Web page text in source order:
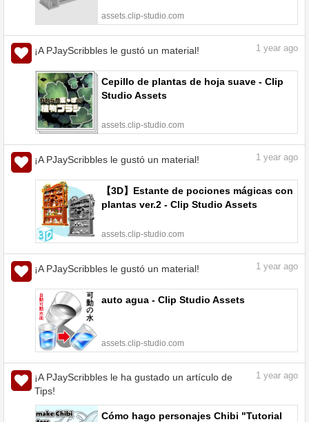
assets.clip-studio.com
¡A PJayScribbles le gustó un material! 1 year ago
Cepillo de plantas de hoja suave - Clip
Studio Assets
assets.clip-studio.com
¡A PJayScribbles le gustó un material! 1 year ago
【3D】Estante de pociones mágicas con
plantas ver.2 - Clip Studio Assets
assets.clip-studio.com
¡A PJayScribbles le gustó un material! 1 year ago
auto agua - Clip Studio Assets
assets.clip-studio.com
¡A PJayScribbles le ha gustado un artículo de
Tips!
1 year ago
Cómo hago personajes Chibi "Tutorial